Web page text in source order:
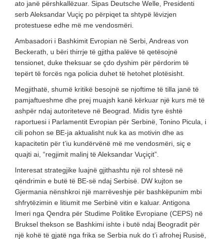
ato janë përshkallëzuar. Sipas Deutsche Welle, Presidenti
serb Aleksandar Vuçiç po përpiqet ta shtypë lëvizjen
protestuese edhe më me vendosmëri.
Ambasadori i Bashkimit Evropian në Serbi, Andreas von
Beckerath, u bëri thirrje të gjitha palëve të qetësojnë
tensionet, duke theksuar se çdo dyshim për përdorim të
tepërt të forcës nga policia duhet të hetohet plotësisht.
Megjithatë, shumë kritikë besojnë se njoftime të tilla janë të
pamjaftueshme dhe prej muajsh kanë kërkuar një kurs më të
ashpër ndaj autoriteteve në Beograd. Midis tyre është
raportuesi i Parlamentit Evropian për Serbinë, Tonino Picula, i
cili pohon se BE-ja aktualisht nuk ka as motivin dhe as
kapacitetin për t’iu kundërvënë më me vendosmëri, siç e
quajti ai, “regjimit malinj të Aleksandar Vuçiçit”.
Interesat strategjike luajnë gjithashtu një rol shtesë në
qëndrimin e butë të BE-së ndaj Serbisë. DW kujton se
Gjermania nënshkroi një marrëveshje për bashkëpunim mbi
shfrytëzimin e litiumit me Serbinë vitin e kaluar. Antigona
Imeri nga Qendra për Studime Politike Evropiane (CEPS) në
Bruksel thekson se Bashkimi ishte i butë ndaj Beogradit për
një kohë të gjatë nga frika se Serbia nuk do t’i afrohej Rusisë,